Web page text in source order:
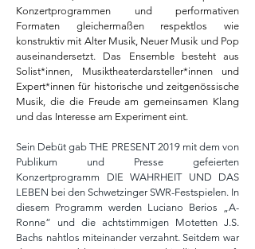
Konzertprogrammen und performativen
Formaten gleichermaßen respektlos wie
konstruktiv mit Alter Musik, Neuer Musik und Pop
auseinandersetzt. Das Ensemble besteht aus
Solist*innen, Musiktheaterdarsteller*innen und
Expert*innen für historische und zeitgenössische
Musik, die die Freude am gemeinsamen Klang
und das Interesse am Experiment eint.
Sein Debüt gab THE PRESENT 2019 mit dem von
Publikum und Presse gefeierten
Konzertprogramm DIE WAHRHEIT UND DAS
LEBEN bei den Schwetzinger SWR-Festspielen. In
diesem Programm werden Luciano Berios „A-
Ronne“ und die achtstimmigen Motetten J.S.
Bachs nahtlos miteinander verzahnt. Seitdem war